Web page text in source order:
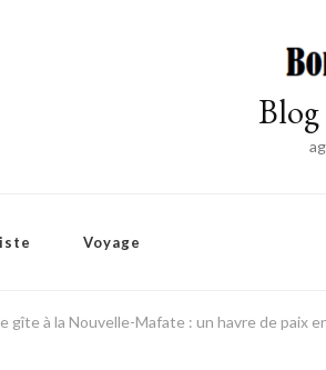
Blog
Voyage
gîte à la Nouvelle-Mafate : un havre de paix